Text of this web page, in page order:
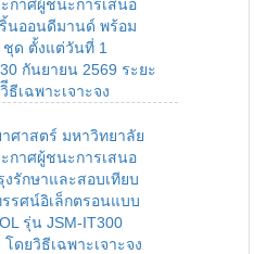
ะกาศผู้ชนะการเสนอ
ริ้นออนดีมานด์ พร้อม
ด ตั้งแต่วันที่ 1
กันยายน 2569 ระยะ
ธีเฉพาะเจาะจง
ศาสตร์ มหาวิทยาลัย
ะกาศผู้ชนะการเสนอ
รักษาและสอบเทียบ
รศน์อิเล็กตรอนแบบ
รุ่น JSM-IT300
ดยวิธีเฉพาะเจาะจง